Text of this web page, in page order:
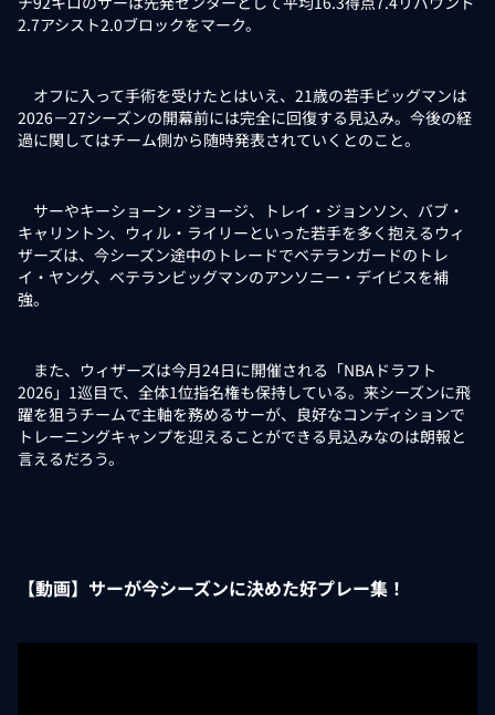
2.7アシスト2.0ブロックをマーク。
オフに入って手術を受けたとはいえ、21歳の若手ビッグマンは
2026－27シーズンの開幕前には完全に回復する見込み。今後の経
過に関してはチーム側から随時発表されていくとのこと。
サーやキーショーン・ジョージ、トレイ・ジョンソン、バブ・
キャリントン、ウィル・ライリーといった若手を多く抱えるウィ
ザーズは、今シーズン途中のトレードでベテランガードのトレ
イ・ヤング、ベテランビッグマンのアンソニー・デイビスを補
強。
また、ウィザーズは今月24日に開催される「NBAドラフト
2026」1巡目で、全体1位指名権も保持している。来シーズンに飛
躍を狙うチームで主軸を務めるサーが、良好なコンディションで
トレーニングキャンプを迎えることができる見込みなのは朗報と
言えるだろう。
【動画】サーが今シーズンに決めた好プレー集！